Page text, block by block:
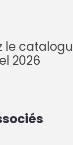
le
2026